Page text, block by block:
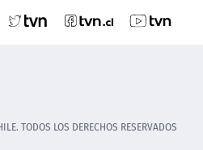
TODOS LOS DERECHOS RESERVADOS